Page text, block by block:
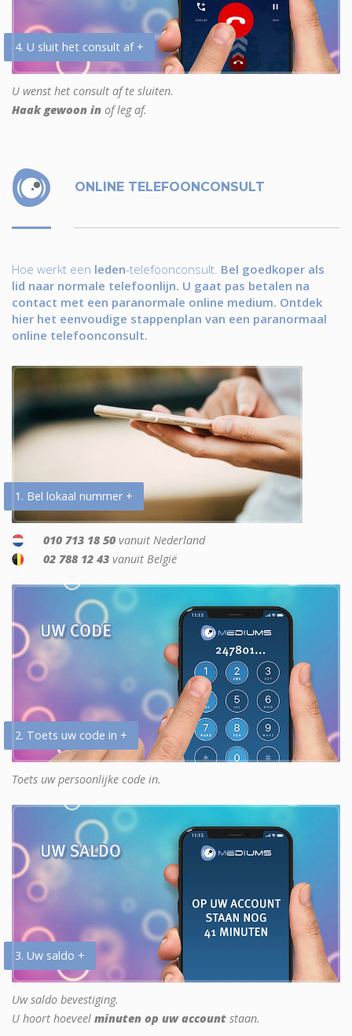
4. U sluit het consult af +
U wenst het consult af te sluiten.
Haak gewoon in of leg af.
ONLINE TELEFOONCONSULT
Hoe werkt een leden-telefoonconsult. Bel goedkoper als
lid naar normale telefoonlijn. U gaat pas betalen na
contact met een paranormale online medium. Ontdek
hier het eenvoudige stappenplan van een paranormaal
online telefoonconsult.
1. Bel lokaal nummer +
010 713 18 50 vanuit Nederland
02 788 12 43 vanuit België
2. Toets uw code in +
Toets uw persoonlijke code in.
3. Uw saldo +
Uw saldo bevestiging.
U hoort hoeveel minuten op uw account staan.